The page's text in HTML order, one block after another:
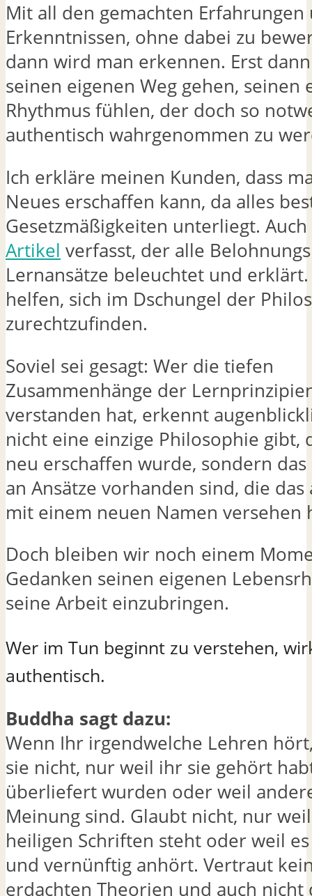
Mit all den gemachten Erfahrungen
Erkenntnissen, ohne dabei zu
dann wird man erkennen. Erst
seinen eigenen Weg gehen, seinen
Rhythmus fühlen, der doch so
authentisch wahrgenommen zu
Ich erkläre meinen Kunden, dass
Neues erschaffen kann, da alles
Gesetzmäßigkeiten unterliegt.
Artikel verfasst, der alle
Lernansätze beleuchtet und erklärt.
helfen, sich im Dschungel der
zurechtzufinden.
Soviel sei gesagt: Wer die tiefen
Zusammenhänge der
verstanden hat, erkennt
nicht eine einzige Philosophie gibt,
neu erschaffen wurde, sondern das
an Ansätze vorhanden sind, die das
mit einem neuen Namen versehen
Doch bleiben wir noch einem
Gedanken seinen eigenen
seine Arbeit einzubringen.
Wer im Tun beginnt zu verstehen,
authentisch.
Buddha sagt dazu:
Wenn Ihr irgendwelche Lehren
sie nicht, nur weil ihr sie gehört
überliefert wurden oder weil
Meinung sind. Glaubt nicht, nur
heiligen Schriften steht oder weil
und vernünftig anhört. Vertraut
erdachten Theorien und auch nicht